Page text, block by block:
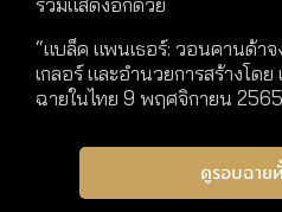
“แบล็ค แพนเธอร์: วอนคานด้าจ
เกลอร์ และอำนวยการสร้างโดย
ฉายในไทย 9 พฤศจิกายน 2565
ดูรอบฉาย